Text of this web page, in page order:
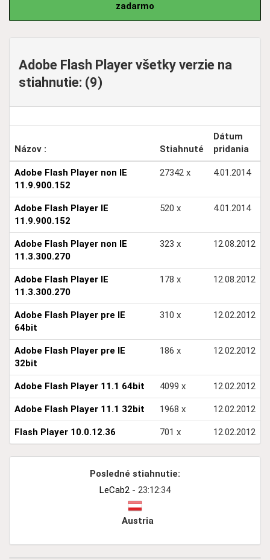
zadarmo
Adobe Flash Player všetky verzie na
stiahnutie: (9)
Názov : Stiahnuté
Dátum
pridania
Adobe Flash Player non IE
11.9.900.152
27342 x 4.01.2014
Adobe Flash Player IE
11.9.900.152
520 x 4.01.2014
Adobe Flash Player non IE
11.3.300.270
323 x 12.08.2012
Adobe Flash Player IE
11.3.300.270
178 x 12.08.2012
Adobe Flash Player pre IE
64bit
310 x 12.02.2012
Adobe Flash Player pre IE
32bit
186 x 12.02.2012
Adobe Flash Player 11.1 64bit 4099 x 12.02.2012
Adobe Flash Player 11.1 32bit 1968 x 12.02.2012
Flash Player 10.0.12.36 701 x 12.02.2012
Posledné stiahnutie:
LeCab2 - 23:12:34
Austria